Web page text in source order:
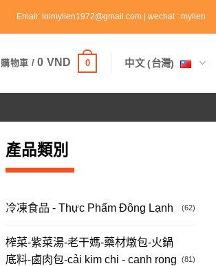
Email: loimylien1972@gmail.com | wechat : mylien
購物車 /0 VND 0 中文 (台灣)
產品類別
冷凍食品 - Thực Phẩm Đông Lạnh (62)
榨菜-紫菜湯-老干媽-藥材燉包-火鍋
底料-鹵肉包-cải kim chi - canh rong
(81)